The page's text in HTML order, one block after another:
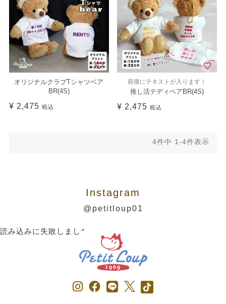
オリジナルクラブTシャツベア
BR(4S)
¥ 2,475 税込
前後にテキストが入ります！
推し活テディベアBR(4S)
¥ 2,475 税込
4件中 1-4件表示
Instagram
@petitloup01
読み込みに失敗しました。